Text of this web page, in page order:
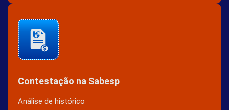
Contestação na Sabesp
Análise de histórico